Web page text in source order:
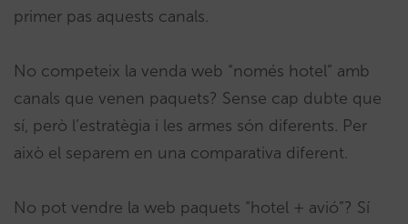
primer pas aquests canals.
No competeix la venda web “només hotel” amb
canals que venen paquets? Sense cap dubte que
sí, però l’estratègia i les armes són diferents. Per
això el separem en una comparativa diferent.
No pot vendre la web paquets “hotel + avió”? Sí